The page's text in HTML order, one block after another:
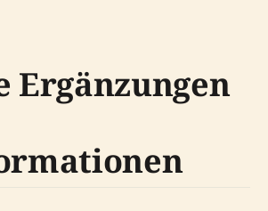
Ergänzungen